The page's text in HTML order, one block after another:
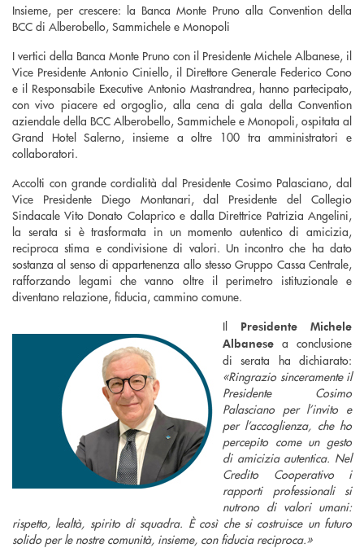
Insieme, per crescere: la Banca Monte Pruno alla Convention della
BCC di Alberobello, Sammichele e Monopoli
I vertici della Banca Monte Pruno con il Presidente Michele Albanese, il
Vice Presidente Antonio Ciniello, il Direttore Generale Federico Cono
e il Responsabile Executive Antonio Mastrandrea, hanno partecipato,
con vivo piacere ed orgoglio, alla cena di gala della Convention
aziendale della BCC Alberobello, Sammichele e Monopoli, ospitata al
Grand Hotel Salerno, insieme a oltre 100 tra amministratori e
collaboratori.
Accolti con grande cordialità dal Presidente Cosimo Palasciano, dal
Vice Presidente Diego Montanari, dal Presidente del Collegio
Sindacale Vito Donato Colaprico e dalla Direttrice Patrizia Angelini,
la serata si è trasformata in un momento autentico di amicizia,
reciproca stima e condivisione di valori. Un incontro che ha dato
sostanza al senso di appartenenza allo stesso Gruppo Cassa Centrale,
rafforzando legami che vanno oltre il perimetro istituzionale e
diventano relazione, fiducia, cammino comune.
Il Presidente Michele
Albanese a conclusione
di serata ha dichiarato:
«Ringrazio sinceramente il
Presidente Cosimo
Palasciano per l’invito e
per l’accoglienza, che ho
percepito come un gesto
di amicizia autentica. Nel
Credito Cooperativo i
rapporti professionali si
nutrono di valori umani:
rispetto, lealtà, spirito di squadra. È così che si costruisce un futuro
solido per le nostre comunità, insieme, con fiducia reciproca.»